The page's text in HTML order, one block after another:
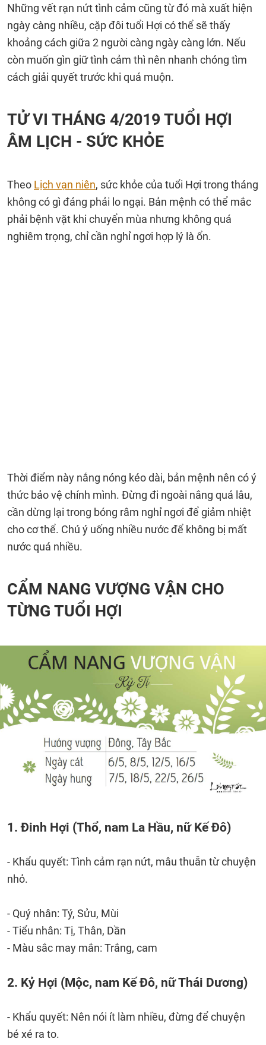
Những vết rạn nứt tình cảm cũng từ đó mà xuất hiện
ngày càng nhiều, cặp đôi tuổi Hợi có thể sẽ thấy
khoảng cách giữa 2 người càng ngày càng lớn. Nếu
còn muốn gìn giữ tình cảm thì nên nhanh chóng tìm
cách giải quyết trước khi quá muộn.
TỬ VI THÁNG 4/2019 TUỔI HỢI
ÂM LỊCH - SỨC KHỎE
Theo Lịch vạn niên, sức khỏe của tuổi Hợi trong tháng
không có gì đáng phải lo ngại. Bản mệnh có thể mắc
phải bệnh vặt khi chuyển mùa nhưng không quá
nghiêm trọng, chỉ cần nghỉ ngơi hợp lý là ổn.
Thời điểm này nắng nóng kéo dài, bản mệnh nên có ý
thức bảo vệ chính mình. Đừng đi ngoài nắng quá lâu,
cần dừng lại trong bóng râm nghỉ ngơi để giảm nhiệt
cho cơ thể. Chú ý uống nhiều nước để không bị mất
nước quá nhiều.
CẨM NANG VƯỢNG VẬN CHO
TỪNG TUỔI HỢI
1. Đinh Hợi (Thổ, nam La Hầu, nữ Kế Đô)
- Khẩu quyết: Tình cảm rạn nứt, mâu thuẫn từ chuyện
nhỏ.
- Quý nhân: Tý, Sửu, Mùi
- Tiểu nhân: Tị, Thân, Dần
- Màu sắc may mắn: Trắng, cam
2. Kỷ Hợi (Mộc, nam Kế Đô, nữ Thái Dương)
- Khẩu quyết: Nên nói ít làm nhiều, đừng để chuyện
bé xé ra to.